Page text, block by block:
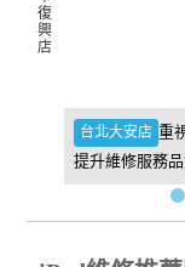
台北大安店 重
提升維修服務品
復
興
店